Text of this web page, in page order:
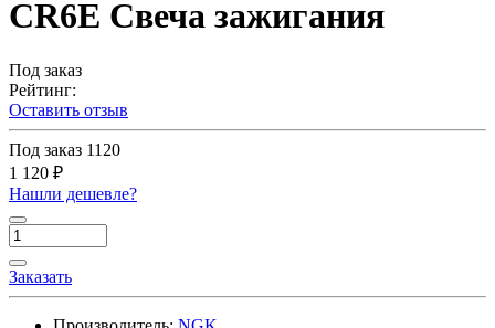
CR6E Свеча зажигания
Под заказ
Рейтинг:
Оставить отзыв
Под заказ 1120
1 120 ₽
Нашли дешевле?
Заказать